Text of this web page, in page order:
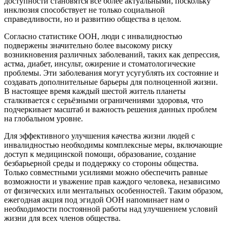
инклюзия способствует не только социальной
справедливости, но и развитию общества в целом.
Согласно статистике ООН, люди с инвалидностью
подвержены значительно более высокому риску
возникновения различных заболеваний, таких как депрессия,
астма, диабет, инсульт, ожирение и стоматологические
проблемы. Эти заболевания могут усугублять их состояние и
создавать дополнительные барьеры для полноценной жизни.
В настоящее время каждый шестой житель планеты
сталкивается с серьёзными ограничениями здоровья, что
подчеркивает масштаб и важность решения данных проблем
на глобальном уровне.
Для эффективного улучшения качества жизни людей с
инвалидностью необходимы комплексные меры, включающие
доступ к медицинской помощи, образование, создание
безбарьерной среды и поддержку со стороны общества.
Только совместными усилиями можно обеспечить равные
возможности и уважение прав каждого человека, независимо
от физических или ментальных особенностей. Таким образом,
ежегодная акция под эгидой ООН напоминает нам о
необходимости постоянной работы над улучшением условий
жизни для всех членов общества.